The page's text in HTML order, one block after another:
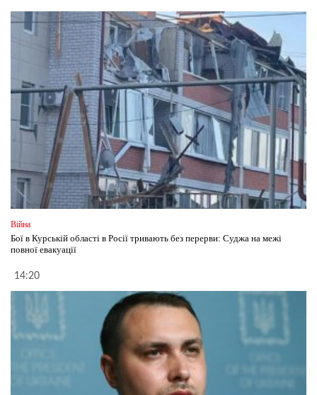
Війна
Бої в Курській області в Росії тривають без перерви: Суджа на межі
повної евакуації
14:20